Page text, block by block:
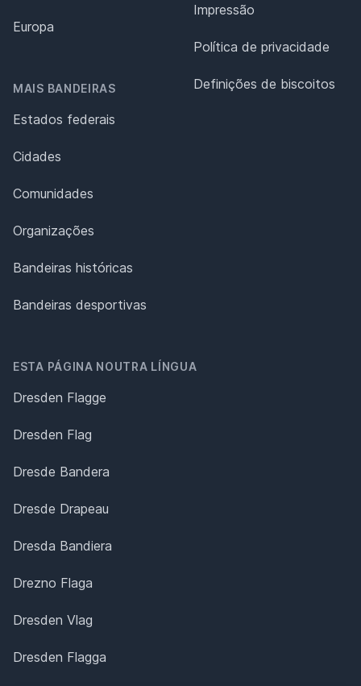
Europa
MAIS BANDEIRAS
Estados federais
Cidades
Comunidades
Organizações
Bandeiras históricas
Bandeiras desportivas
Impressão
Política de privacidade
Definições de biscoitos
ESTA PÁGINA NOUTRA LÍNGUA
Dresden Flagge
Dresden Flag
Dresde Bandera
Dresde Drapeau
Dresda Bandiera
Drezno Flaga
Dresden Vlag
Dresden Flagga